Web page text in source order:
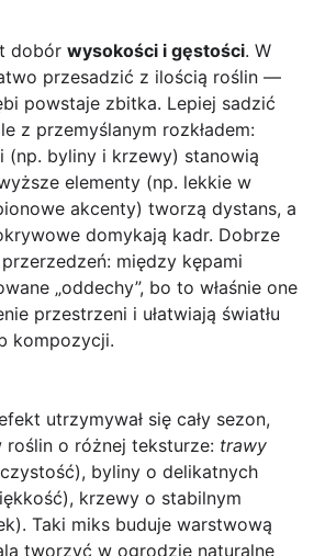
dobór wysokości i gęstości. W
przesadzić z ilością roślin —
powstaje zbitka. Lepiej sadzić
z przemyślanym rozkładem:
(np. byliny i krzewy) stanowią
elementy (np. lekkie w
akcenty) tworzą dystans, a
domykają kadr. Dobrze
między kępami
„oddechy”, bo to właśnie one
przestrzeni i ułatwiają światłu
kompozycji.
utrzymywał się cały sezon,
roślin o różnej teksturze: trawy
byliny o delikatnych
krzewy o stabilnym
Taki miks buduje warstwową
tworzyć w ogrodzie naturalne